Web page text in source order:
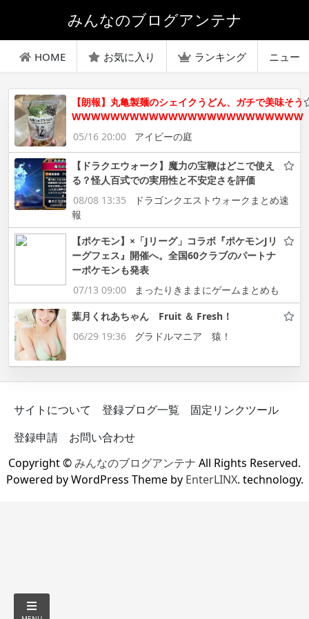
みんなのブログアンテナ
HOME お気に入り ランキング ニュー
【朗報】丸亀製麺のシェイクうどん、ガチで美味そう
WWWWWWWWWWWWWWWWWWWWWWWW
05/16 20:00
アイビーの庭
【ドラクエウォーク】魔力の宝鞭はどこで使え
る？怪人百式での実用性と不安定さを評価
08/08 13:35
ドラゴンクエストウォークまとめ速
報
【ポケモン】×「Jリーグ」コラボ『ポケモンJリ
ーグフェス』開催へ。全国60クラブのパートナ
ーポケモンも発表
07/13 09:00
まったりきままにゲームまとめも
葉月くれあちゃん Fruit ＆ Fresh！
06/29 19:36
グラドルマニア 猿！
サイトについて 登録ブログ一覧
固定リンクツール
登録申請
お問い合わせ
Copyright ©みんなのブログアンテナ All Rights Reserved.
Powered by WordPress Theme by EnterLINX. technology.